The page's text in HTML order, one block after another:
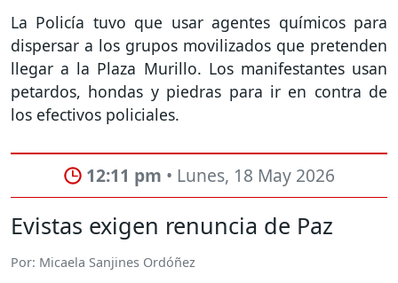
La Policía tuvo que usar agentes químicos para
dispersar a los grupos movilizados que pretenden
llegar a la Plaza Murillo. Los manifestantes usan
petardos, hondas y piedras para ir en contra de
los efectivos policiales.
12:11 pm • Lunes, 18 May 2026
Evistas exigen renuncia de Paz
Por: Micaela Sanjines Ordóñez